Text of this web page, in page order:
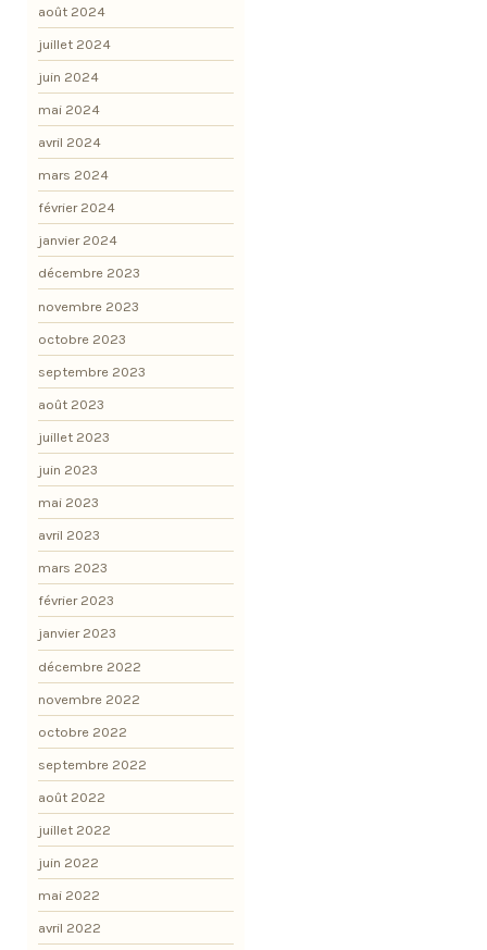
août 2024
juillet 2024
juin 2024
mai 2024
avril 2024
mars 2024
février 2024
janvier 2024
décembre 2023
novembre 2023
octobre 2023
septembre 2023
août 2023
juillet 2023
juin 2023
mai 2023
avril 2023
mars 2023
février 2023
janvier 2023
décembre 2022
novembre 2022
octobre 2022
septembre 2022
août 2022
juillet 2022
juin 2022
mai 2022
avril 2022